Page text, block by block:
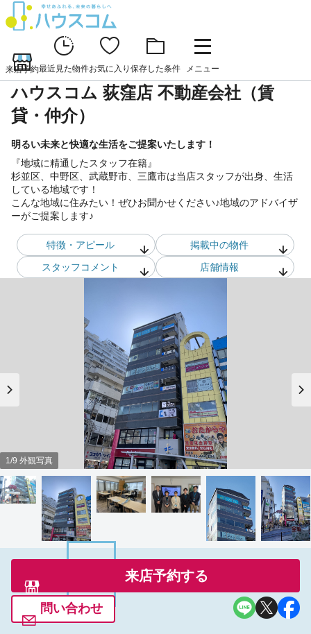
来店予約最近見た物件お気に入り 保存した条件 メニュー
ハウスコム 荻窪店 不動産会社（賃
貸・仲介）
明るい未来と快適な生活をご提案いたします！
『地域に精通したスタッフ在籍』
杉並区、中野区、武蔵野市、三鷹市は当店スタッフが出身、生活
している地域です！
こんな地域に住みたい！ぜひお聞かせください♪地域のアドバイザ
ーがご提案します♪
特徴・アピール
掲載中の物件
スタッフコメント 店舗情報
1/9 外観写真
来店予約する
問い合わせ